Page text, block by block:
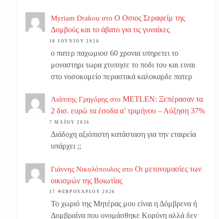
Myriam Drakou στο Ο Οσιος Σεραφείμ της
Δομβούς και το άβατο για τις γυναίκες
10 ΙΟΥΝΊΟΥ 2026
ο πατερ παχωμιοσ 60 χρονια υπηρετει το
μοναστηρι τωρα χτυπησε το ποδι του και ειναι
στο νοσοκομείο περαστικά καλοκαρδε πατερ
Λιάππης Γρηγόρης στο METLEN: Ξεπέρασαν τα
2 δισ. ευρώ τα έσοδα α’ τριμήνου – Αύξηση 37%
7 ΜΑΪ́ΟΥ 2026
Διάδοχη αξιόπιστη κατάσταση για την εταιρεία
υπάρχει ;;
Γιάννης Νικολόπουλος στο Οι μετονομασίες των
οικισμών της Βοιωτίας
17 ΦΕΒΡΟΥΑΡΊΟΥ 2026
Το χωριό της Μητέρας μου είναι η Δόμβρενα ή
Δομβραίνα που ονομάσθηκε Κορύνη αλλά δεν